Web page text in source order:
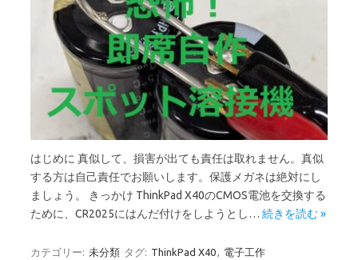
はじめに 真似して、損害が出ても責任は取れません。真似
する方は自己責任でお願いします。保護メガネは絶対にし
ましょう。 きっかけ ThinkPad X40のCMOS電池を交換する
ために、CR2025にはんだ付けをしようとし… 続きを読む »
カテゴリー: 未分類 タグ: ThinkPad X40 電子工作